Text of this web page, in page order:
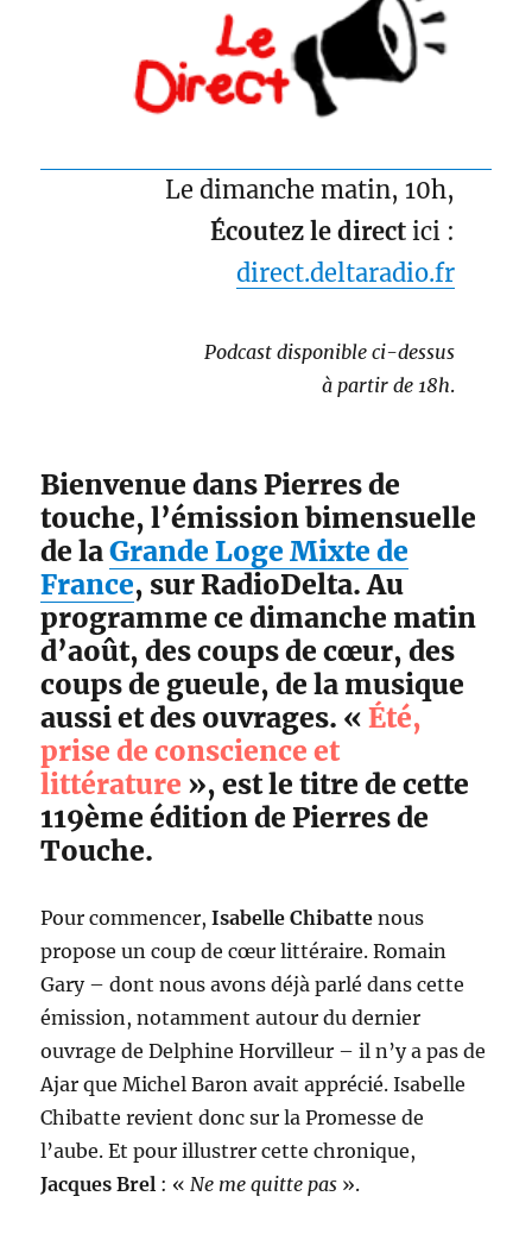
Le dimanche matin, 10h,
Écoutez le direct ici :
direct.deltaradio.fr
Podcast disponible ci-dessus
à partir de 18h.
Bienvenue dans Pierres de
touche, l’émission bimensuelle
de laGrande Loge Mixte de
France, sur RadioDelta. Au
programme ce dimanche matin
d’août, des coups de cœur, des
coups de gueule, de la musique
aussi et des ouvrages. «Été,
prise de conscience et
littérature », est le titre de cette
119ème édition de Pierres de
Touche.
Pour commencer,Isabelle Chibatte nous
propose un coup de cœur littéraire. Romain
Gary – dont nous avons déjà parlé dans cette
émission, notamment autour du dernier
ouvrage de Delphine Horvilleur – il n’y a pas de
Ajar que Michel Baron avait apprécié. Isabelle
Chibatte revient donc sur la Promesse de
l’aube. Et pour illustrer cette chronique,
Jacques Brel : « Ne me quitte pas ».